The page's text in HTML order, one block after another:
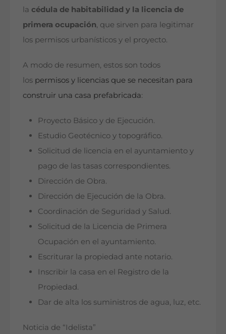
la cédula de habitabilidad y la licencia de
primera ocupación, que sirven para legitimar
los permisos urbanísticos y el proyecto.
A modo de resumen, estos son todos
los permisos y licencias que se necesitan para
construir una casa prefabricada:
Proyecto Básico y de Ejecución.
Estudio Geotécnico y topográfico.
Solicitud de licencia en el ayuntamiento y
pago de las tasas correspondientes.
Dirección de Obra.
Dirección de Ejecución de la Obra.
Coordinación de Seguridad y Salud.
Solicitud de la Licencia de Primera
Ocupación en el ayuntamiento.
Escriturar la propiedad ante notario.
Inscribir la casa en el Registro de la
Propiedad.
Dar de alta los suministros de agua, luz, etc.
Noticia de “Idelista”